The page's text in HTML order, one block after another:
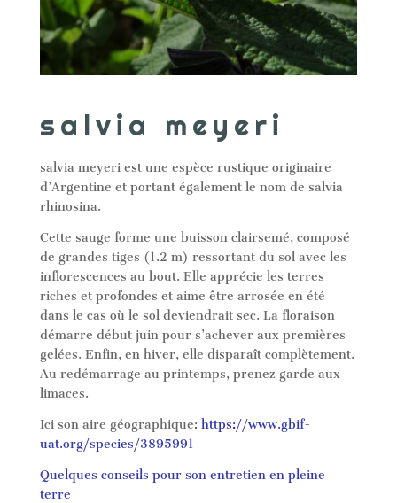
salvia meyeri
salvia meyeri est une espèce rustique originaire
d’Argentine et portant également le nom de salvia
rhinosina.
Cette sauge forme une buisson clairsemé, composé
de grandes tiges (1.2 m) ressortant du sol avec les
inflorescences au bout. Elle apprécie les terres
riches et profondes et aime être arrosée en été
dans le cas où le sol deviendrait sec. La floraison
démarre début juin pour s’achever aux premières
gelées. Enfin, en hiver, elle disparaît complètement.
Au redémarrage au printemps, prenez garde aux
limaces.
Ici son aire géographique: https://www.gbif-
uat.org/species/3895991
Quelques conseils pour son entretien en pleine
terre